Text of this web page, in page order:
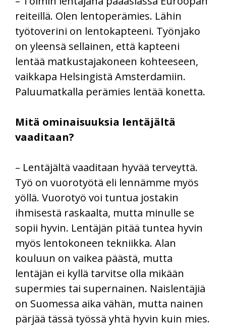
reiteillä. Olen lentoperämies. Lähin
työtoverini on lentokapteeni. Työnjako
on yleensä sellainen, että kapteeni
lentää matkustajakoneen kohteeseen,
vaikkapa Helsingistä Amsterdamiin.
Paluumatkalla perämies lentää konetta.
Mitä ominaisuuksia lentäjältä
vaaditaan?
– Lentäjältä vaaditaan hyvää terveyttä.
Työ on vuorotyötä eli lennämme myös
yöllä. Vuorotyö voi tuntua jostakin
ihmisestä raskaalta, mutta minulle se
sopii hyvin. Lentäjän pitää tuntea hyvin
myös lentokoneen tekniikka. Alan
kouluun on vaikea päästä, mutta
lentäjän ei kyllä tarvitse olla mikään
supermies tai supernainen. Naislentäjiä
on Suomessa aika vähän, mutta nainen
pärjää tässä työssä yhtä hyvin kuin mies.